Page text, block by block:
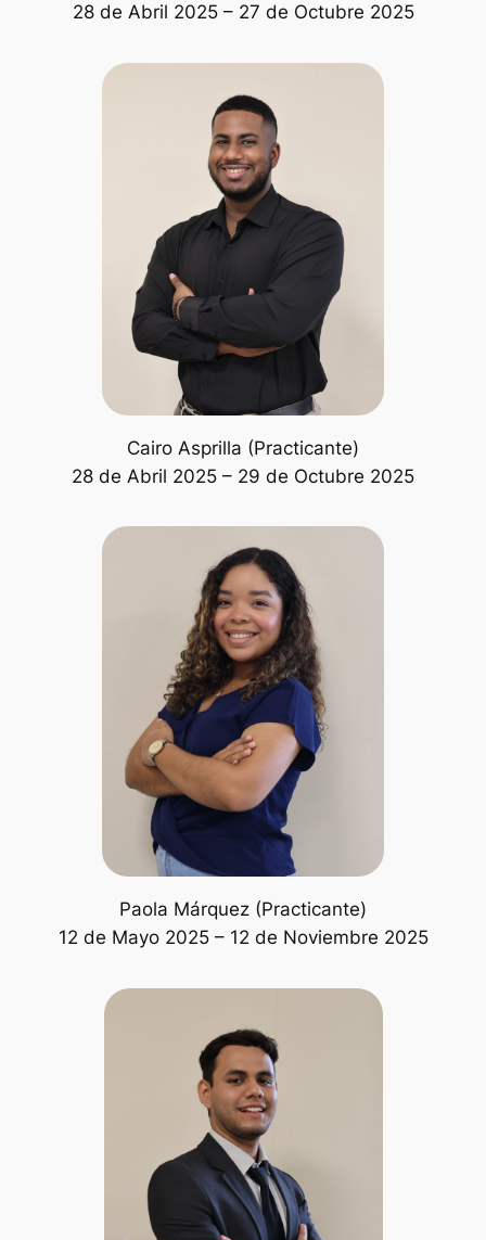
28 de Abril 2025 – 27 de Octubre 2025
Cairo Asprilla (Practicante)
28 de Abril 2025 – 29 de Octubre 2025
Paola Márquez (Practicante)
12 de Mayo 2025 – 12 de Noviembre 2025